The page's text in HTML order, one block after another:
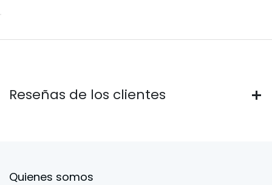
Reseñas de los clientes
Quienes somos